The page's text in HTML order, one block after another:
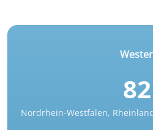
82
Nordrhein-Westfalen,